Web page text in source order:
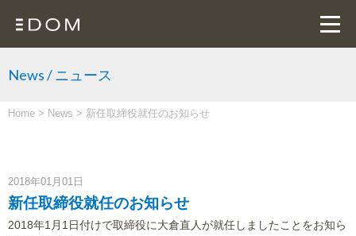
News / ニュース
Home > News > 新任取締役就任のお知らせ
2018年01月01日
新任取締役就任のお知らせ
2018年1月1日付けで取締役に大倉直人が就任しましたことをお知ら